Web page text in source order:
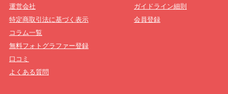
運営会社
特定商取引法に基づく表示
ガイドライン細則
会員登録
コラム一覧
無料フォトグラファー登録
口コミ
よくある質問